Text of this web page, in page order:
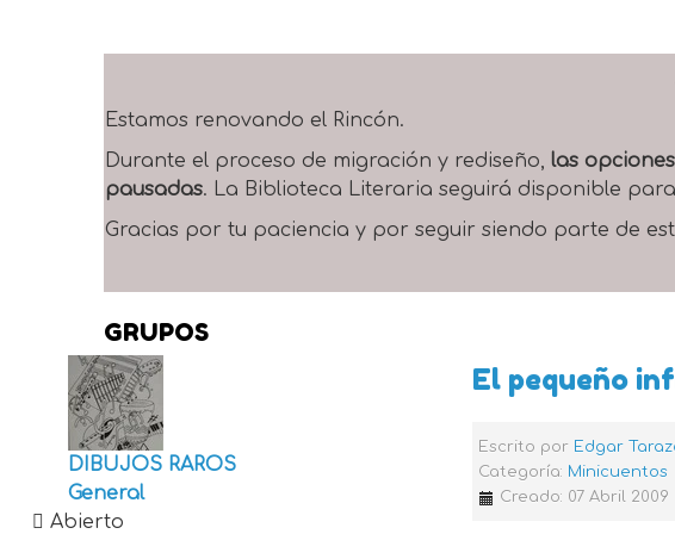
Estamos renovando el Rincón.
Durante el proceso de migración y rediseño, las
pausadas. La Biblioteca Literaria seguirá disponible
Gracias por tu paciencia y por seguir siendo parte de
El pequeño
Escrito por Edgar
Categoría: Minicuentos
Creado: 07 Abril 2009
GRUPOS
DIBUJOS RAROS
General
Abierto